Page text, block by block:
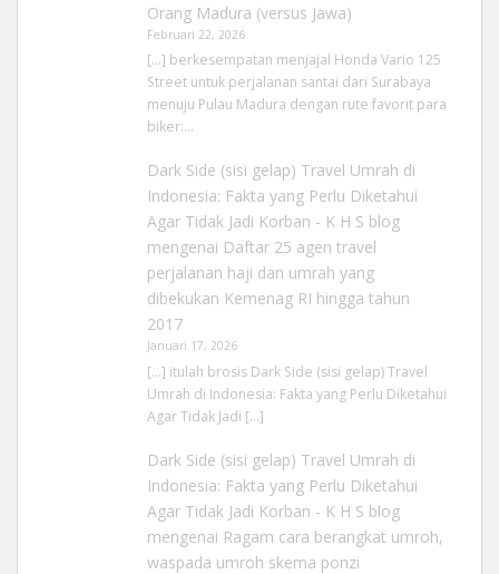
Orang Madura (versus Jawa)
Februari 22, 2026
[…] berkesempatan menjajal Honda Vario 125
Street untuk perjalanan santai dari Surabaya
menuju Pulau Madura dengan rute favorit para
biker:…
Dark Side (sisi gelap) Travel Umrah di
Indonesia: Fakta yang Perlu Diketahui
Agar Tidak Jadi Korban - K H S blog
mengenai Daftar 25 agen travel
perjalanan haji dan umrah yang
dibekukan Kemenag RI hingga tahun
2017
Januari 17, 2026
[…] itulah brosis Dark Side (sisi gelap) Travel
Umrah di Indonesia: Fakta yang Perlu Diketahui
Agar Tidak Jadi […]
Dark Side (sisi gelap) Travel Umrah di
Indonesia: Fakta yang Perlu Diketahui
Agar Tidak Jadi Korban - K H S blog
mengenai Ragam cara berangkat umroh,
waspada umroh skema ponzi